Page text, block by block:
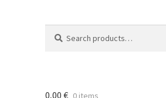
for:
0,00 € 0 items